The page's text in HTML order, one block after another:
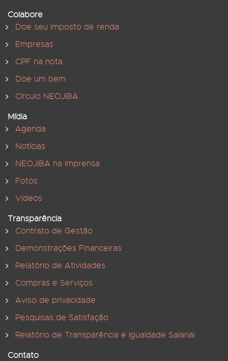
Colabore
Doe seu Imposto de renda
Empresas
CPF na nota
Doe um bem
Círculo NEOJIBA
Mídia
Agenda
Notícias
NEOJIBA na imprensa
Fotos
Vídeos
Transparência
Contrato de Gestão
Demonstrações Financeiras
Relatório de Atividades
Compras e Serviços
Aviso de privacidade
Pesquisas de Satisfação
Relatório de Transparência e Igualdade Salarial
Contato